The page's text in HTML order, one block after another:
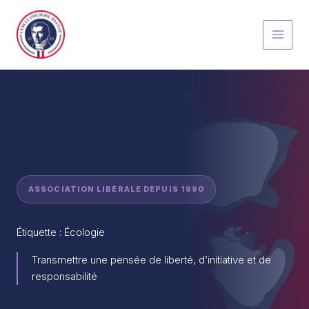
contenu
ASSOCIATION LIBÉRALE DEPUIS 1990
Étiquette : Écologie
Transmettre une pensée de liberté, d’initiative et de
responsabilité